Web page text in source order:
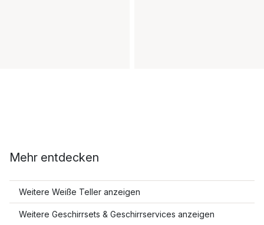
Mehr entdecken
Weitere Weiße Teller anzeigen
Weitere Geschirrsets & Geschirrservices anzeigen